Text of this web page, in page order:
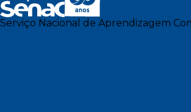
Serviço Nacional de Aprendizagem